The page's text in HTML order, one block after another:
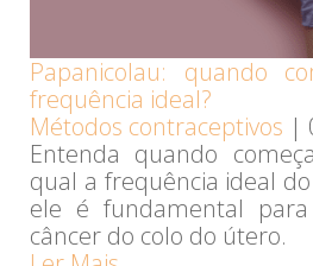
Papanicolau: quando
frequência ideal?
Métodos contraceptivos |
Entenda quando
qual a frequência ideal
ele é fundamental
câncer do colo do útero.